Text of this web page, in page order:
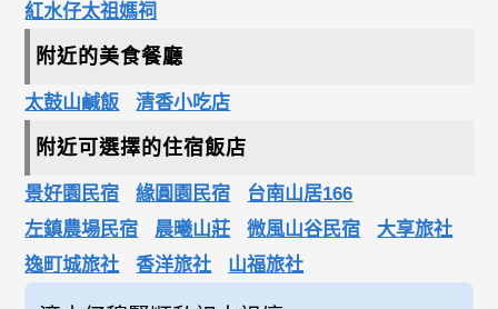
紅水仔太祖媽祠
附近的美食餐廳
太鼓山鹹飯 清香小吃店
附近可選擇的住宿飯店
景好園民宿 緣圓園民宿
台南山居166
左鎮農場民宿
晨曦山莊 微風山谷民宿
大享旅社
逸町城旅社
香洋旅社 山福旅社